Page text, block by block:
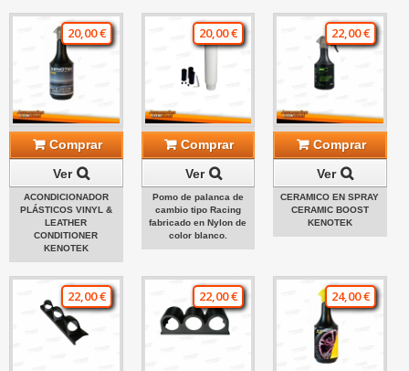
20,00 €
Comprar
Ver
ACONDICIONADOR
PLÁSTICOS VINYL &
LEATHER
CONDITIONER
KENOTEK
20,00 €
Comprar
Ver
Pomo de palanca de
cambio tipo Racing
fabricado en Nylon de
color blanco.
22,00 €
Comprar
Ver
CERAMICO EN SPRAY
CERAMIC BOOST
KENOTEK
22,00 € 22,00 € 24,00 €